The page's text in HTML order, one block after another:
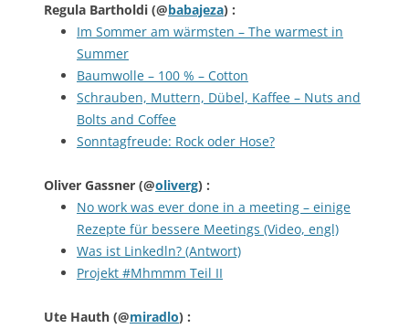
Regula Bartholdi (@babajeza) :
Im Sommer am wärmsten – The warmest in
Summer
Baumwolle – 100 % – Cotton
Schrauben, Muttern, Dübel, Kaffee – Nuts and
Bolts and Coffee
Sonntagfreude: Rock oder Hose?
Oliver Gassner (@oliverg) :
No work was ever done in a meeting – einige
Rezepte für bessere Meetings (Video, engl)
Was ist Linkedln? (Antwort)
Projekt #Mhmmm Teil II
Ute Hauth (@miradlo) :